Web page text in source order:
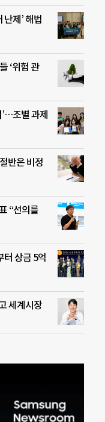
제’ 해법
‘위험 관
조별 과제
반은 비정
“선의를
터 상금 5억
세계시장